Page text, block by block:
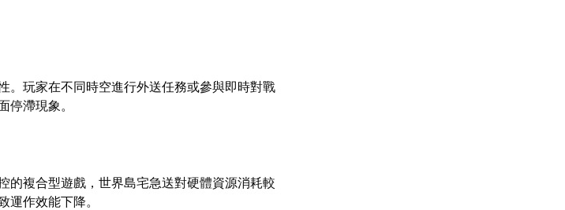
。玩家在不同時空進行外送任務或參與即時對戰
停滯現象。
的複合型遊戲，世界島宅急送對硬體資源消耗較
運作效能下降。